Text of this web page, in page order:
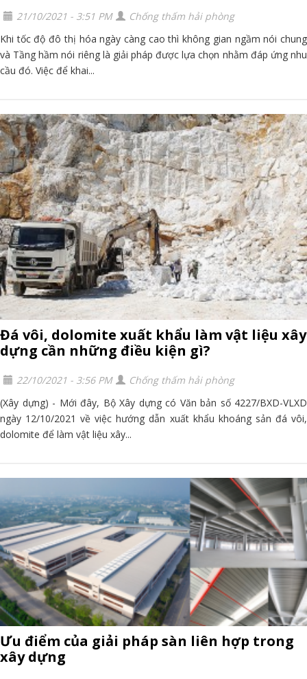
21/10/2021 - 3:51 PM
Chống thấm hải phòng
Khi tốc độ đô thị hóa ngày càng cao thì không gian ngầm nói chung
và Tầng hầm nói riêng là giải pháp được lựa chọn nhằm đáp ứng nhu
cầu đó. Việc để khai...
Đá vôi, dolomite xuất khẩu làm vật liệu xây
dựng cần những điều kiện gì?
22/10/2021 - 3:56 PM
Chống thấm hải phòng
(Xây dựng) - Mới đây, Bộ Xây dựng có Văn bản số 4227/BXD-VLXD
ngày 12/10/2021 về việc hướng dẫn xuất khẩu khoáng sản đá vôi,
dolomite để làm vật liệu xây...
Ưu điểm của giải pháp sàn liên hợp trong
xây dựng